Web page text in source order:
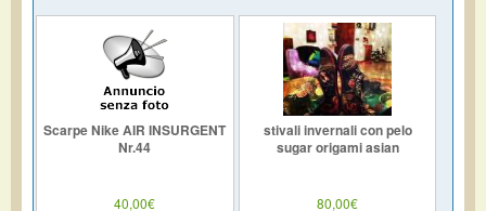
Scarpe Nike AIR INSURGENT
Nr.44
40,00€
stivali invernali con pelo
sugar origami asian
80,00€